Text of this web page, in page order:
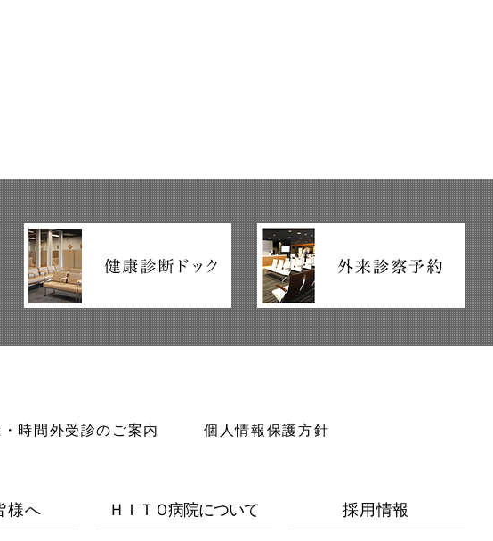
時間外受診のご案内 個人情報保護方針
様へ ＨＩＴＯ病院について 採用情報